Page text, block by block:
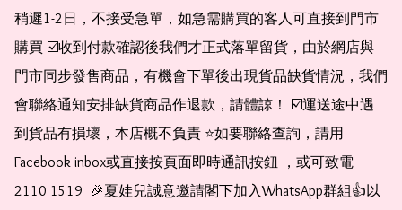
稍遲1-2日，不接受急單，如急需購買的客人可直接到門市
購買 ☑️收到付款確認後我們才正式落單留貨，由於網店與
門市同步發售商品，有機會下單後出現貨品缺貨情況，我們
會聯絡通知安排缺貨商品作退款，請體諒！ ☑️運送途中遇
到貨品有損壞，本店概不負責 ⭐️如要聯絡查詢，請用
Facebook inbox或直接按頁面即時通訊按鈕 ，或可致電
2110 1519  🎉夏娃兒誠意邀請閣下加入WhatsApp群組👍以